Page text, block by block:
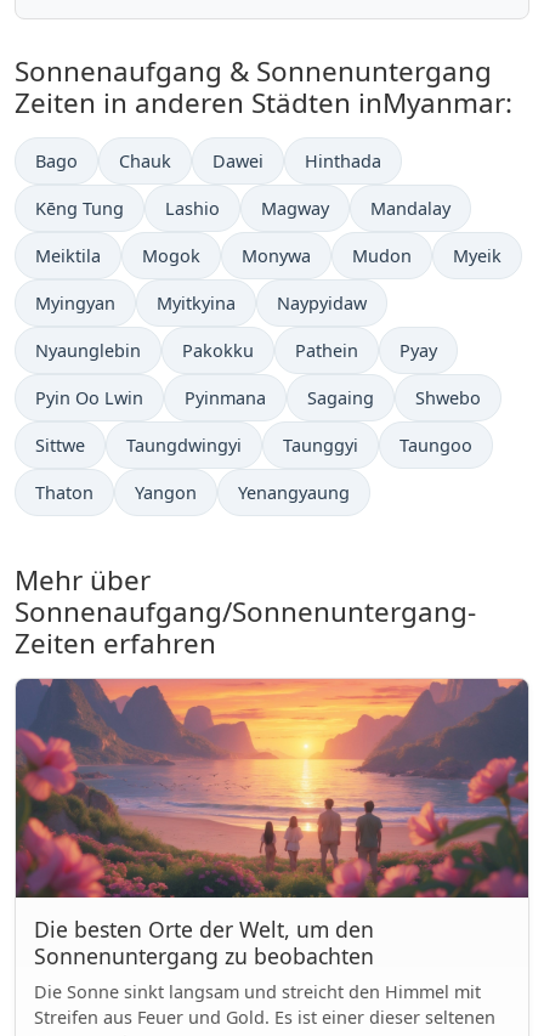
Sonnenaufgang & Sonnenuntergang
Zeiten in anderen Städten inMyanmar:
Bago Chauk Dawei Hinthada
Kēng Tung Lashio Magway Mandalay
Meiktila Mogok Monywa Mudon Myeik
Myingyan Myitkyina Naypyidaw
Nyaunglebin Pakokku Pathein Pyay
Pyin Oo Lwin Pyinmana Sagaing Shwebo
Sittwe Taungdwingyi Taunggyi Taungoo
Thaton Yangon Yenangyaung
Mehr über
Sonnenaufgang/Sonnenuntergang-
Zeiten erfahren
Die besten Orte der Welt, um den
Sonnenuntergang zu beobachten
Die Sonne sinkt langsam und streicht den Himmel mit
Streifen aus Feuer und Gold. Es ist einer dieser seltenen